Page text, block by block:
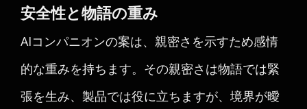
安全性と物語の重み
AIコンパニオンの案は、親密さを示すため感情
的な重みを持ちます。その親密さは物語では緊
張を生み、製品では役に立ちますが、境界が曖